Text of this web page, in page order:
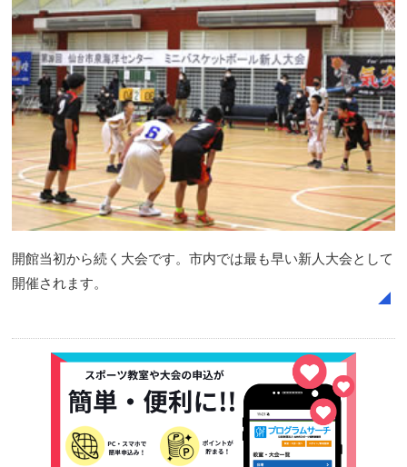
開館当初から続く大会です。市内では最も早い新人大会として
開催されます。